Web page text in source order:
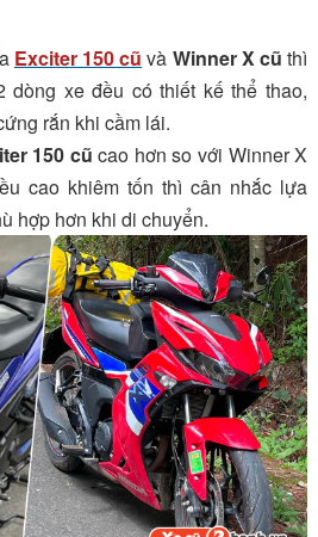
Exciter 150 cũ và Winner X cũ thì
dòng xe đều có thiết kế thể thao,
rắn khi cầm lái.
150 cũ cao hơn so với Winner X
cao khiêm tốn thì cân nhắc lựa
hợp hơn khi di chuyển.